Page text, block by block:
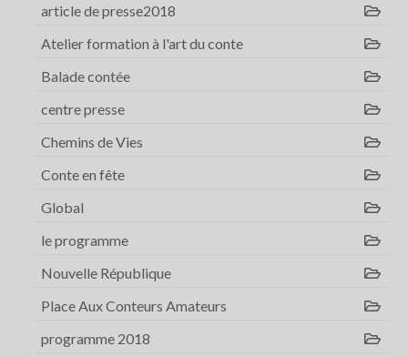
article de presse2018
Atelier formation à l'art du conte
Balade contée
centre presse
Chemins de Vies
Conte en fête
Global
le programme
Nouvelle République
Place Aux Conteurs Amateurs
programme 2018